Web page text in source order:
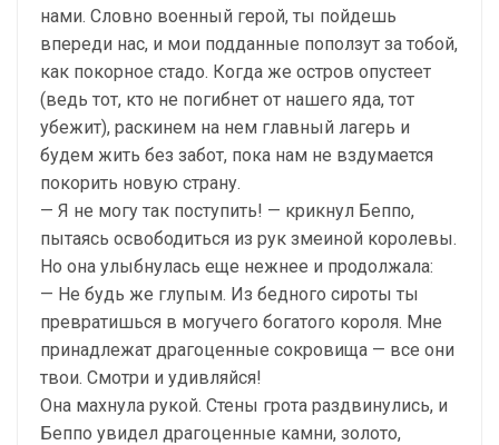
нами. Словно военный герой, ты пойдешь
впереди нас, и мои подданные поползут за тобой,
как покорное стадо. Когда же остров опустеет
(ведь тот, кто не погибнет от нашего яда, тот
убежит), раскинем на нем главный лагерь и
будем жить без забот, пока нам не вздумается
покорить новую страну.
— Я не могу так поступить! — крикнул Беппо,
пытаясь освободиться из рук змеиной королевы.
Но она улыбнулась еще нежнее и продолжала:
— Не будь же глупым. Из бедного сироты ты
превратишься в могучего богатого короля. Мне
принадлежат драгоценные сокровища — все они
твои. Смотри и удивляйся!
Она махнула рукой. Стены грота раздвинулись, и
Беппо увидел драгоценные камни, золото,